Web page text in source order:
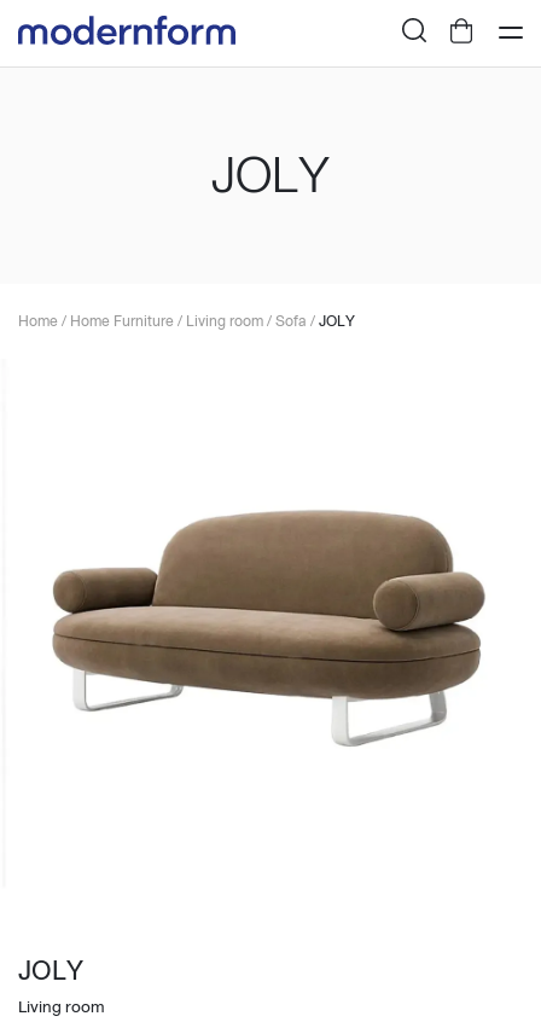
JOLY
Home/Home Furniture/Living room/Sofa/JOLY
JOLY
Living room